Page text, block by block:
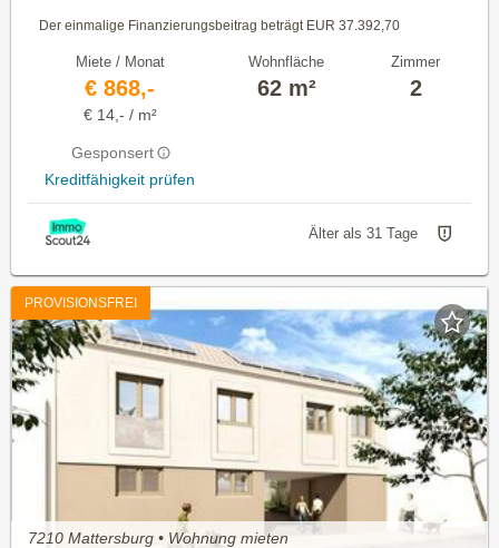
Der einmalige Finanzierungsbeitrag beträgt EUR 37.392,70
Miete / Monat
€ 868,-
€ 14,- / m²
Gesponsert
Kreditfähigkeit prüfen
Wohnfläche
62 m²
Zimmer
2
Älter als 31 Tage
PROVISIONSFREI
7210 Mattersburg • Wohnung mieten